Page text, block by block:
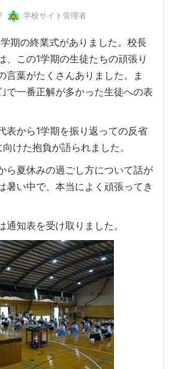
学校サイト管理者
期の終業式がありました。校長
、この1学期の生徒たちの頑張り
言葉がたくさんありました。ま
で一番正解が多かった生徒への表
表から1学期を振り返っての反省
けた抱負が語られました。
ら夏休みの過ごし方について話が
暑い中で、本当によく頑張ってき
知表を受け取りました。